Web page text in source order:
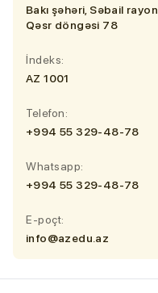
Bakı şəhəri, Səbail
Qəsr döngəsi 78
İndeks:
AZ 1001
Telefon:
+994 55 329-48-78
Whatsapp:
+994 55 329-48-78
E-poçt:
info@azedu.az